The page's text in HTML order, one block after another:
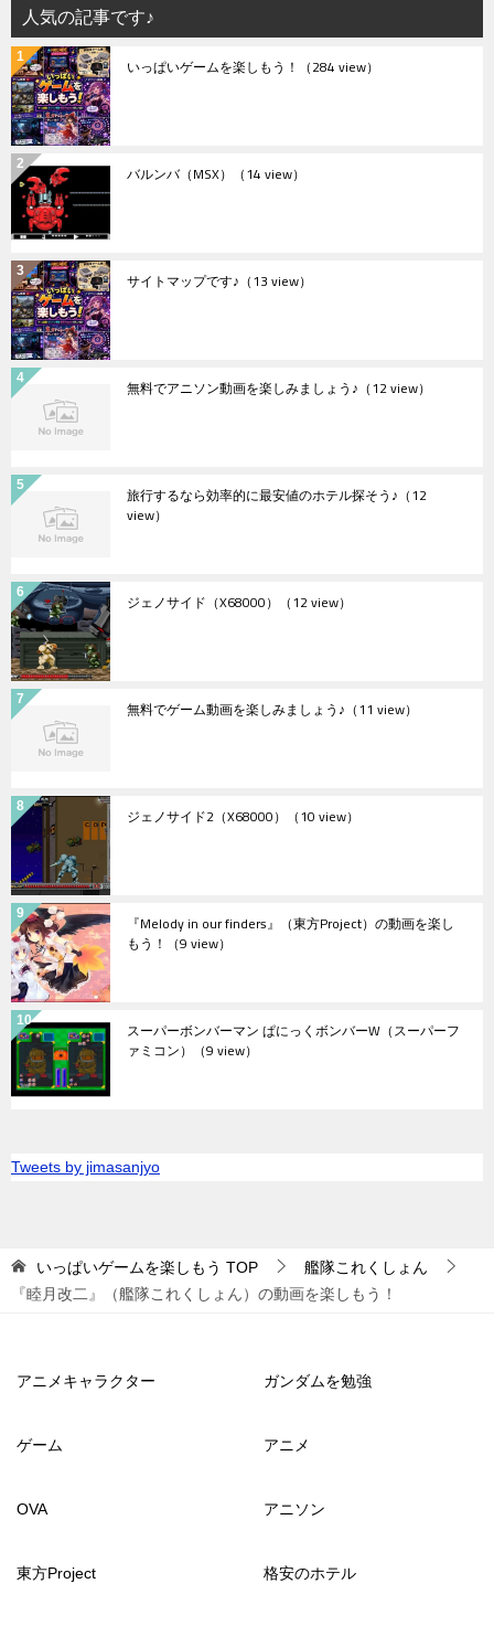
人気の記事です♪
いっぱいゲームを楽しもう！ （284 view）
バルンバ（MSX） （14 view）
サイトマップです♪ （13 view）
無料でアニソン動画を楽しみましょう♪ （12 view）
旅行するなら効率的に最安値のホテル探そう♪ （12
view）
ジェノサイド（X68000） （12 view）
無料でゲーム動画を楽しみましょう♪ （11 view）
ジェノサイド2（X68000） （10 view）
『Melody in our finders』（東方Project）の動画を楽し
もう！ （9 view）
スーパーボンバーマン ぱにっくボンバーW（スーパーフ
ァミコン） （9 view）
Tweets by jimasanjyo
いっぱいゲームを楽しもう TOP
艦隊これくしょん
『睦月改二』（艦隊これくしょん）の動画を楽しもう！
アニメキャラクター ガンダムを勉強
ゲーム アニメ
OVA アニソン
東方Project 格安のホテル